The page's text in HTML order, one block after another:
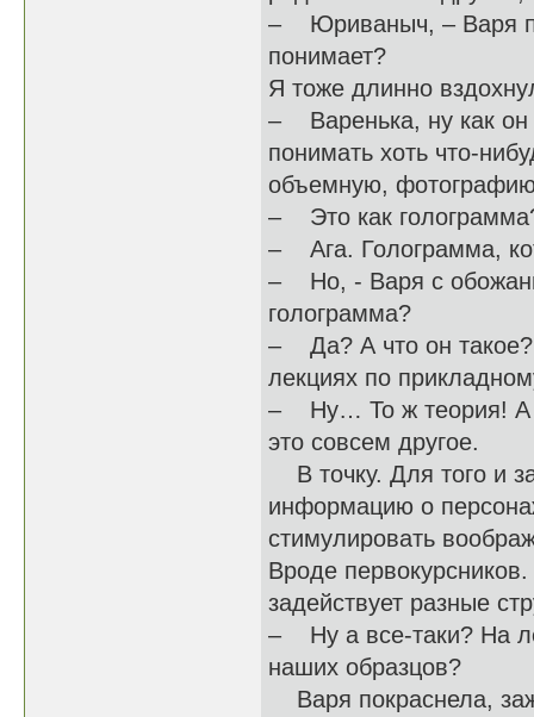
– Юриваныч, – Варя
понимает?
Я тоже длинно
– Варенька, ну как он
понимать хоть что-
объемную,
– Это как
– Ага. Голограмма,
– Но, - Варя с
голограмма?
– Да? А что он такое?
лекциях по
– Ну… То ж теория! А
это совсем другое.
В точку. Для того и
информацию о
стимулировать
Вроде
задействует разные
– Ну а все-таки? На
наших образцов?
Варя покраснела,